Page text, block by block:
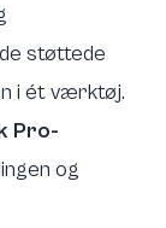
støttede
i ét værktøj.
Pro-
og